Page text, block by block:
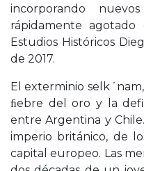
incorporando
rápidamente
Estudios Históricos
de 2017.
El exterminio
ﬁebre del oro y la
entre Argentina y
imperio británico, de
capital europeo. Las